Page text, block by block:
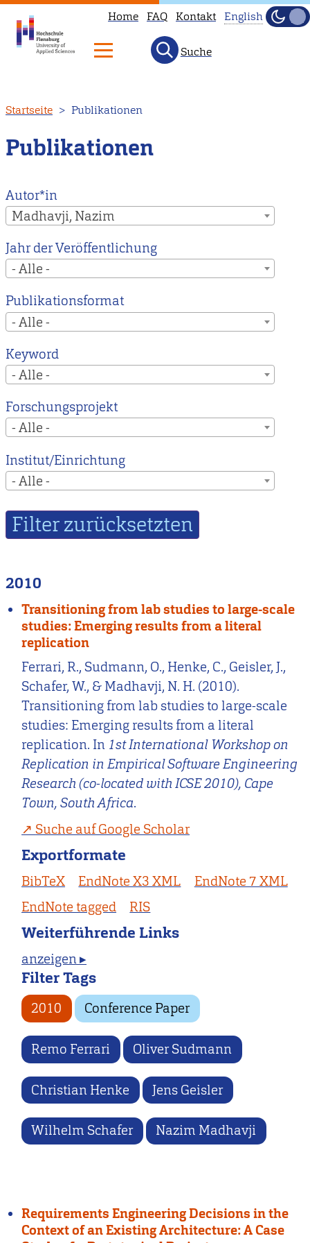
zum
Inhalt
Home FAQ Kontakt
to
our
main
instead.
English
Hell
Suche
Startseite Publikationen
Publikationen
Autor*in
Madhavji, Nazim
Jahr der Veröffentlichung
- Alle -
Publikationsformat
- Alle -
Keyword
- Alle -
Forschungsprojekt
- Alle -
Institut/Einrichtung
- Alle -
2010
Transitioning from lab studies to large-scale
studies: Emerging results from a literal
replication
Ferrari, R., Sudmann, O., Henke, C., Geisler, J.,
Schafer, W., & Madhavji, N. H. (2010).
Transitioning from lab studies to large-scale
studies: Emerging results from a literal
replication. In 1st International Workshop on
Replication in Empirical Software Engineering
Research (co-located with ICSE 2010), Cape
Town, South Africa.
Suche auf Google Scholar
Exportformate
BibTeX EndNote X3 XML
EndNote 7 XML
EndNote tagged
RIS
Weiterführende Links
anzeigen ▸
Filter Tags
2010 Conference Paper
Remo Ferrari Oliver Sudmann
Christian Henke Jens Geisler
Wilhelm Schafer Nazim Madhavji
Requirements Engineering Decisions in the
Context of an Existing Architecture: A Case